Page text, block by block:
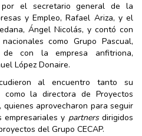
el secretario general de la
y Empleo, Rafael Ariza, y el
Ángel Nicolás, y contó con
como Grupo Pascual,
con la empresa anfitriona,
López Donaire.
al encuentro tanto su
como la directora de Proyectos
quienes aprovecharon para seguir
y partnersdirigidos
del Grupo CECAP.